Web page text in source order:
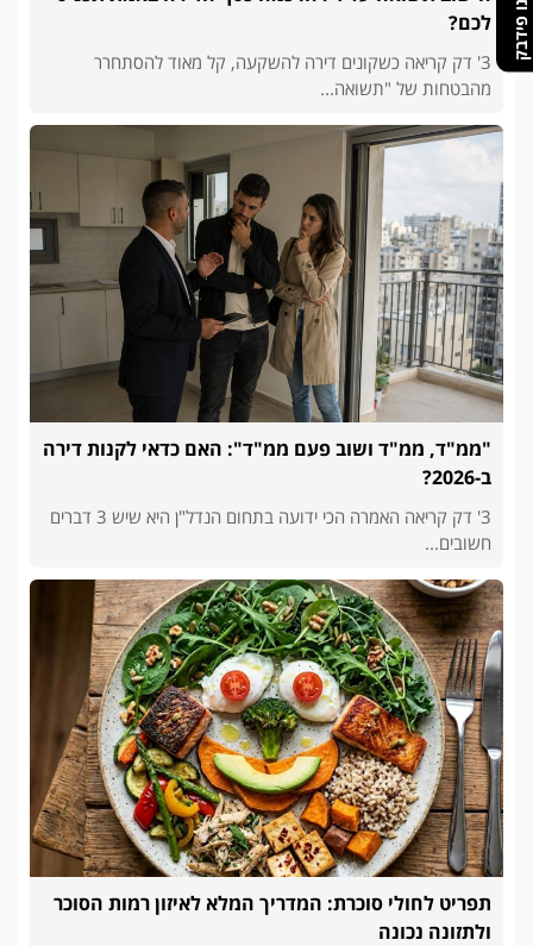
לכם?
3' דק קריאה כשקונים דירה להשקעה, קל מאוד להסתחרר
מהבטחות של "תשואה...
"ממ"ד, ממ"ד ושוב פעם ממ"ד": האם כדאי לקנות דירה
ב-2026?
3' דק קריאה האמרה הכי ידועה בתחום הנדל"ן היא שיש 3 דברים
חשובים...
תפריט לחולי סוכרת: המדריך המלא לאיזון רמות הסוכר
ולתזונה נכונה